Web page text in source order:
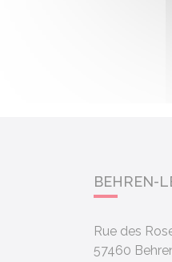
BEHREN-
Rue des
57460